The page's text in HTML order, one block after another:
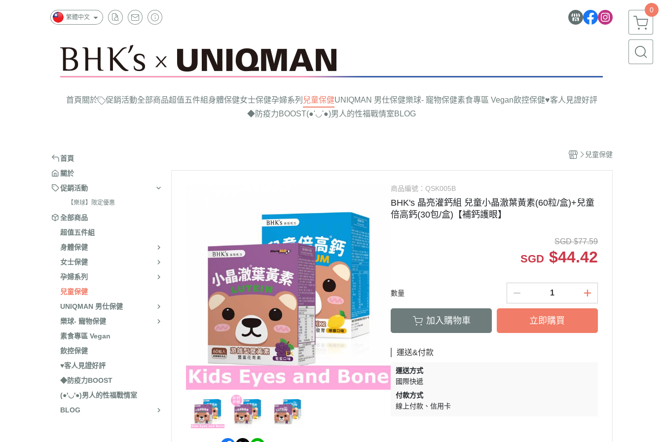
繁體中文
0
首頁 關於 促銷活動全部商品超值五件組 身體保健女士保健孕婦系列 兒童保健UNIQMAN 男仕保健樂球- 寵物保健素食專區 Vegan飲控保健♥客人見證好評
◆防疫力BOOST(●'◡'●)男人的性福戰情室BLOG
首頁
關於
促銷活動
【樂球】限定優惠
全部商品
超值五件組
身體保健
女士保健
孕婦系列
兒童保健
UNIQMAN 男仕保健
樂球- 寵物保健
素食專區 Vegan
飲控保健
♥客人見證好評
◆防疫力BOOST
(●'◡'●)男人的性福戰情室
BLOG
兒童保健
商品編號：QSK005B
BHK's 晶亮灌鈣組 兒童小晶澈葉黃素(60粒/盒)+兒童
倍高鈣(30包/盒)【補鈣護眼】
SGD $77.59
SGD $44.42
數量
加入購物車 立即購買
運送&付款
運送方式
國際快遞
付款方式
線上付款
信用卡